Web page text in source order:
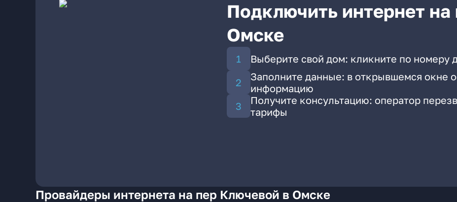
Подключить интернет
Омске
Выберите свой дом: кликните по номеру
Заполните данные: в открывшемся окне
информацию
Получите консультацию: оператор
тарифы
Провайдеры интернета на пер Ключевой в Омске